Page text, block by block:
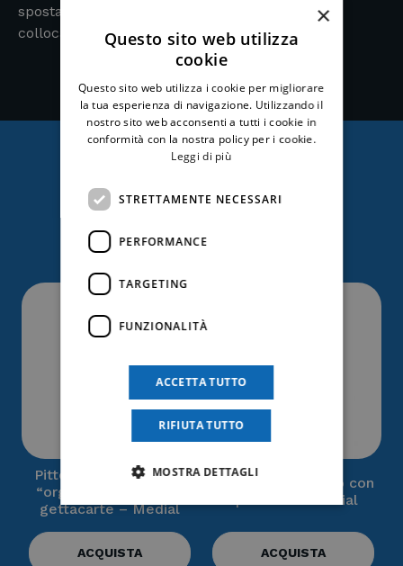
spostamento; Design compatto per un facile
collocamento; Facile pulizia e manutenzione
Ti potrebbe anche
interessare
Pittogramma simbolo
“organico” uomo con
gettacarte – Medial
ACQUISTA
Office – Coperchio con
sportello – Medial
ACQUISTA
×
Questo sito web utilizza
cookie
Questo sito web utilizza i cookie per migliorare
la tua esperienza di navigazione. Utilizzando il
nostro sito web acconsenti a tutti i cookie in
conformità con la nostra policy per i cookie.
Leggi di più
STRETTAMENTE NECESSARI
PERFORMANCE
TARGETING
FUNZIONALITÀ
ACCETTA TUTTO
RIFIUTA TUTTO
MOSTRA DETTAGLI